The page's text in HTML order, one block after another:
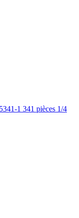
1 341 pièces 1/4